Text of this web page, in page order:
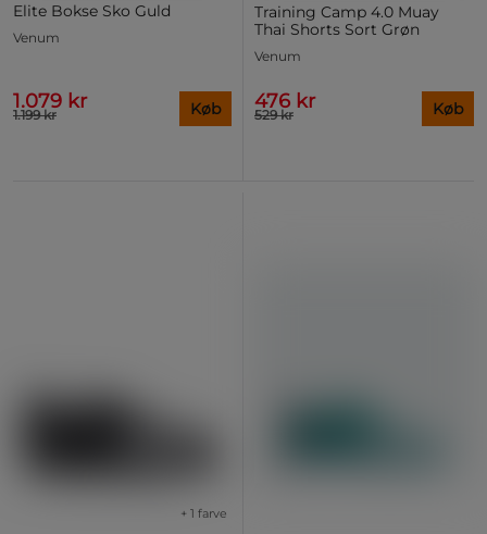
Elite Bokse Sko Guld
Venum
1.079 kr
1.199 kr Køb
Training Camp 4.0 Muay
Thai Shorts Sort Grøn
Venum
476 kr
529 kr Køb
+ 1 farve